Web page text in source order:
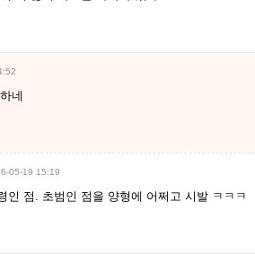
네
05-19 15:19
인 점. 초범인 점을 양형에 어쩌고 시발 ㅋㅋㅋ